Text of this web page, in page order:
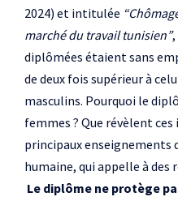
2024) et intitulée
marché du travail tunisien”
diplômées étaient sans
de deux fois supérieur à
masculins. Pourquoi le
femmes ? Que révèlent
principaux enseignements
humaine, qui appelle à
Le diplôme ne protège